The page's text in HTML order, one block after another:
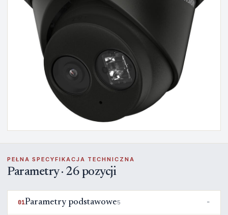
PEŁNA SPECYFIKACJA TECHNICZNA
Parametry · 26 pozycji
01Parametry podstawowe5